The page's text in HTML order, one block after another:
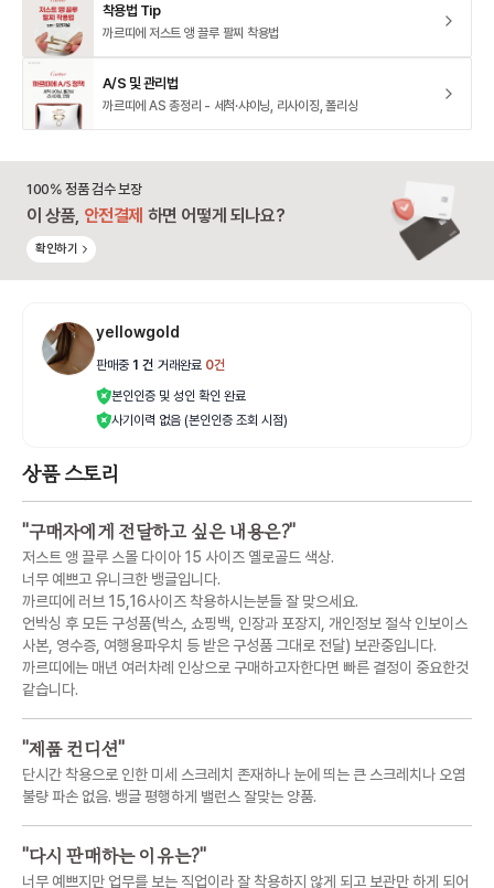
착용법 Tip
까르띠에 저스트 앵 끌루 팔찌 착용법
A/S 및 관리법
까르띠에 AS 총정리 - 세척·샤이닝, 리사이징, 폴리싱
100% 정품 검수 보장
이 상품, 안전결제 하면 어떻게 되나요?
확인하기
yellowgold
판매중 1 건 거래완료 0건
본인인증 및 성인 확인 완료
사기이력 없음 (본인인증 조회 시점)
상품 스토리
"구매자에게 전달하고 싶은 내용은?"
저스트 앵 끌루 스몰 다이아 15 사이즈 옐로골드 색상.
너무 예쁘고 유니크한 뱅글입니다.
까르띠에 러브 15,16사이즈 착용하시는분들 잘 맞으세요.
언박싱 후 모든 구성품(박스, 쇼핑백, 인장과 포장지, 개인정보 절삭 인보이스
사본, 영수증, 여행용파우치 등 받은 구성품 그대로 전달) 보관중입니다.
까르띠에는 매년 여러차례 인상으로 구매하고자한다면 빠른 결정이 중요한것
같습니다.
"제품 컨디션"
단시간 착용으로 인한 미세 스크레치 존재하나 눈에 띄는 큰 스크레치나 오염
불량 파손 없음. 뱅글 평행하게 밸런스 잘맞는 양품.
"다시 판매하는 이유는?"
너무 예쁘지만 업무를 보는 직업이라 잘 착용하지 않게 되고 보관만 하게 되어